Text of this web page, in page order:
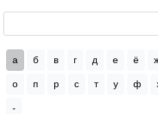
а б в г д е ё
о п р с т у ф
-